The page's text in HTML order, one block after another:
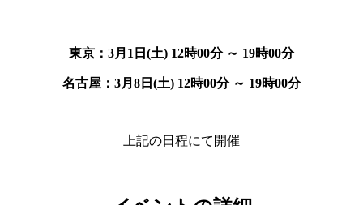
東京：3月1日(土) 12時00分 ～ 19時00分
名古屋：3月8日(土) 12時00分 ～ 19時00分
上記の日程にて開催